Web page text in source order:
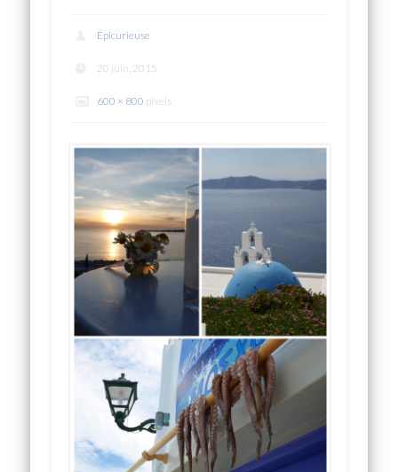
Épicurieuse
20 juin, 2015
600 × 800 pixels